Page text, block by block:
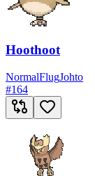
Hoothoot
NormalFlugJohto
#164